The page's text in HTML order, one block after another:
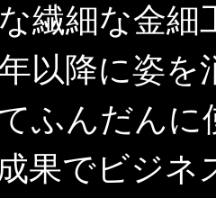
繊細な金
以降に姿
ふんだん
果でビジネ